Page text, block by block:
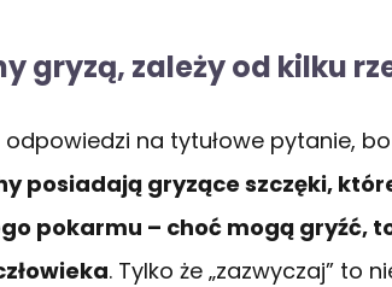
gryzą, zależy od kilku
na tytułowe pytanie,
posiadają gryzące szczęki,
pokarmu – choć mogą gryźć,
. Tylko że „zazwyczaj” to